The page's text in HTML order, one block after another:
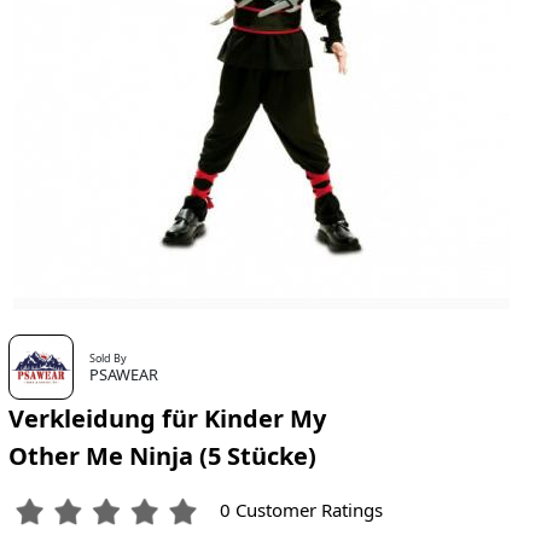
Sold By
PSAWEAR
Verkleidung für Kinder My
Other Me Ninja (5 Stücke)
0 Customer Ratings